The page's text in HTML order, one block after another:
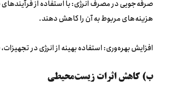
صرفه‌جویی در مصرف انرژی: با استفاده از
هزینه‌های مربوط به آن را کاهش دهند.
افزایش بهره‌وری: استفاده بهینه از انرژی در
ب) کاهش اثرات زیست‌محیطی